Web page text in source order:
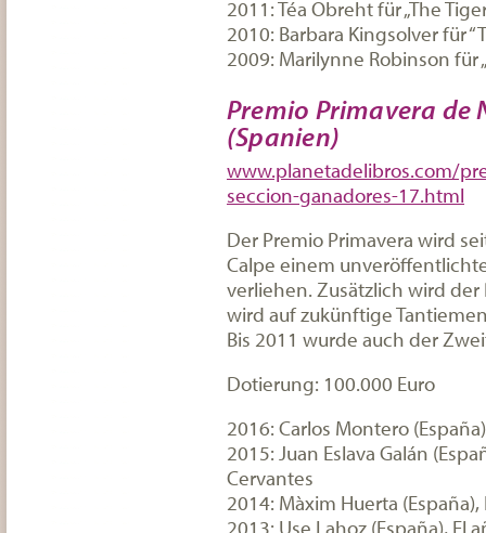
2011: Téa Obreht für „The
2010: Barbara Kingsolver für
2009: Marilynne Robinson für
Premio Primavera de
(Spanien)
www.planetadelibros.com/
seccion-ganadores-17.html
Der Premio Primavera wird
Calpe einem
verliehen. Zusätzlich wird
wird auf zukünftige
Bis 2011 wurde auch der
Dotierung: 100.000 Euro
2016: Carlos Montero
2015: Juan Eslava Galán
Cervantes
2014: Màxim Huerta
2013: Use Lahoz (España),